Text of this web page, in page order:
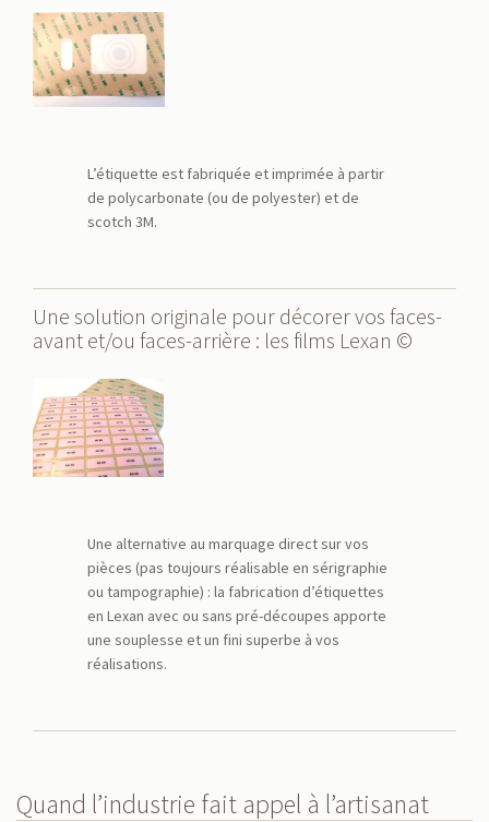
L’étiquette est fabriquée et imprimée à partir
de polycarbonate (ou de polyester) et de
scotch 3M.
Une solution originale pour décorer vos faces-
avant et/ou faces-arrière : les films Lexan ©
Une alternative au marquage direct sur vos
pièces (pas toujours réalisable en sérigraphie
ou tampographie) : la fabrication d’étiquettes
en Lexan avec ou sans pré-découpes apporte
une souplesse et un fini superbe à vos
réalisations.
Quand l’industrie fait appel à l’artisanat